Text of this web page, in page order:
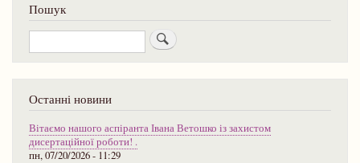
Пошук
Пошук
Останні новини
Вітаємо нашого аспіранта Івана Ветошко із захистом
дисертаційної роботи! .
пн, 07/20/2026 - 11:29